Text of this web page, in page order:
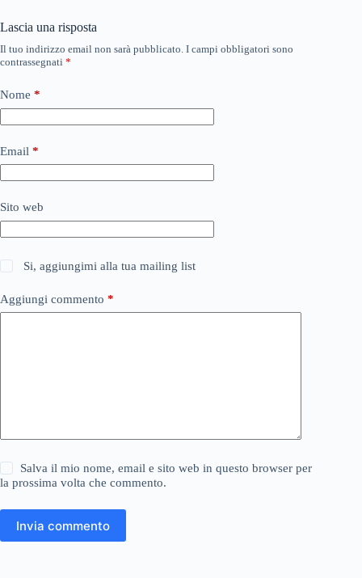
Lascia una risposta
Il tuo indirizzo email non sarà pubblicato. I campi obbligatori sono
contrassegnati *
Nome *
Email *
Sito web
Si, aggiungimi alla tua mailing list
Aggiungi commento *
Salva il mio nome, email e sito web in questo browser per
la prossima volta che commento.
Invia commento